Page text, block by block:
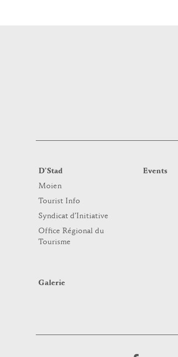
D’Stad
Moien
Tourist Info
Syndicat d’Initiative
Office Régional du
Tourisme
Events
Galerie